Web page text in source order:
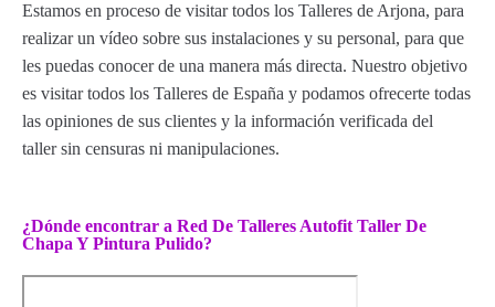
Estamos en proceso de visitar todos los Talleres de Arjona, para
realizar un vídeo sobre sus instalaciones y su personal, para que
les puedas conocer de una manera más directa. Nuestro objetivo
es visitar todos los Talleres de España y podamos ofrecerte todas
las opiniones de sus clientes y la información verificada del
taller sin censuras ni manipulaciones.
¿Dónde encontrar a Red De Talleres Autofit Taller De
Chapa Y Pintura Pulido?